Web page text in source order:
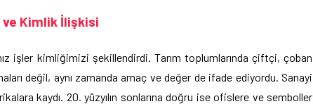
Kimlik İlişkisi
işler kimliğimizi şekillendirdi. Tarım toplumlarında çiftçi, çoban
değil, aynı zamanda amaç ve değer de ifade ediyordu. Sanayi
kaydı. 20. yüzyılın sonlarına doğru ise ofislere ve semboller